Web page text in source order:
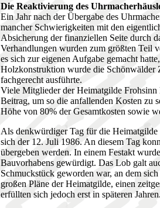
Die Reaktivierung des
Ein Jahr nach der Übergabe des
mancher Schwierigkeiten mit den
Absicherung der finanziellen Seite durch
Verhandlungen wurden zum größten Teil
es sich zur eigenen Aufgabe gemacht
Holzkonstruktion wurde die Schönwälder
fachgerecht ausführte.
Viele Mitglieder der Heimatgilde Frohsinn
Beitrag, um so die anfallenden Kosten zu
Höhe von 80% der Gesamtkosten sowie
Als denkwürdiger Tag für die
sich der 12. Juli 1986. An diesem Tag
übergeben werden. In einem Festakt
Bauvorhabens gewürdigt. Das Lob galt
Schmuckstück geworden war, an dem
großen Pläne der Heimatgilde, einen
erfüllten sich jedoch erst in späteren Jahren.